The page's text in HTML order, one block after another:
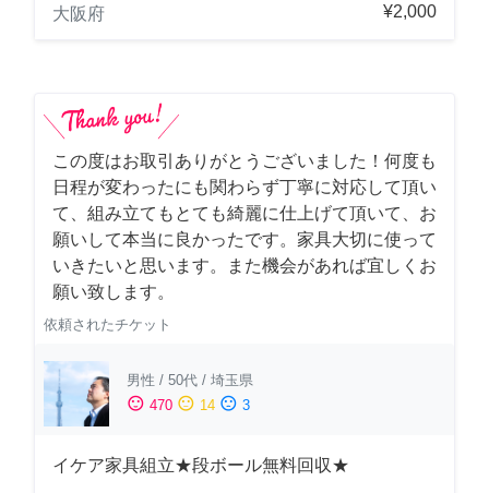
大阪府
¥2,000
この度はお取引ありがとうございました！何度も
日程が変わったにも関わらず丁寧に対応して頂い
て、組み立てもとても綺麗に仕上げて頂いて、お
願いして本当に良かったです。家具大切に使って
いきたいと思います。また機会があれば宜しくお
願い致します。
依頼されたチケット
男性 / 50代 / 埼玉県
sentiment_satisfied 470 sentiment_neutral 14 sentiment_dissatisfied 3
イケア家具組立★段ボール無料回収★